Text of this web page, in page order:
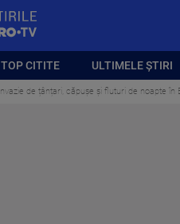
TOP CITITE ULTIMELE ȘTIRI
Invazie de țânțari, căpușe și fluturi de noapte în